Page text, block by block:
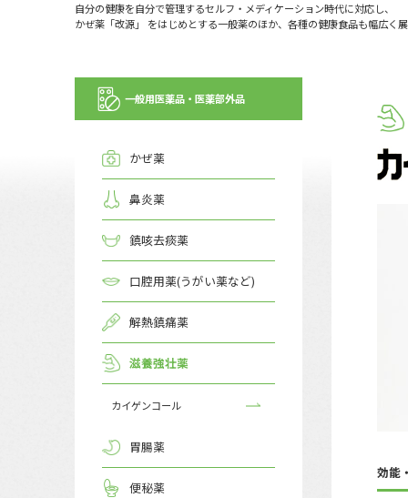
自分の健康を自分で管理するセルフ・メディケーション時代に対応し、
かぜ薬「改源」 をはじめとする一般薬のほか、各種の健康食品も幅広く
一般用医薬品・医薬部外品
かぜ薬
鼻炎薬
鎮咳去痰薬
口腔用薬(うがい薬など)
解熱鎮痛薬
滋養強壮薬
カイゲンコール
胃腸薬
便秘薬
効能